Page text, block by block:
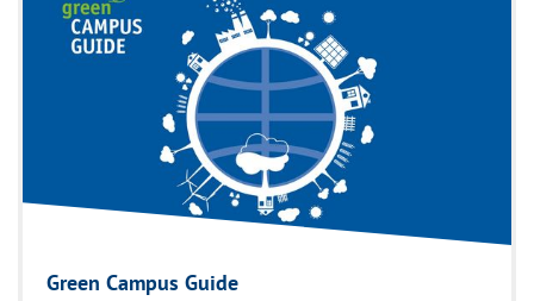
Green Campus Guide